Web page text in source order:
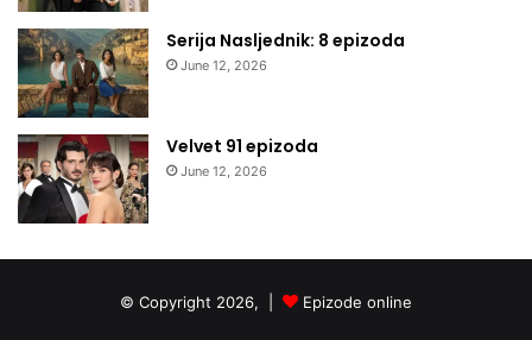
Serija Nasljednik: 8 epizoda
June 12, 2026
Velvet 91 epizoda
June 12, 2026
© Copyright 2026, | Epizode online